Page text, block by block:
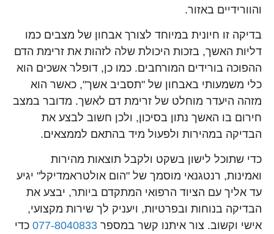
והוורידיים באזור.
בדיקה זו חיונית במיוחד לצורך אבחון של מצבים כמו
דליות האשך, בזכות היכולת שלה לזהות את זרימת הדם
ההפוכה בורידים המורחבים. כמו כן, דופלר אשכים הוא
כלי משמעותי באבחון של "תסביב אשך", כאשר הוא
מזהה היעדר מוחלט של זרימת דם לאשך. מדובר במצב
חירום בו האשך נתון בסיכון, ולכן חשוב לבצע את
הבדיקה במהירות ולפעול מיד בהתאם לממצאים.
כדי שתוכל לישון בשקט ולקבל תוצאות מהירות
ואמינות, רנטגנאי מוסמך של "הום אולטראמדיקל" יגיע
עד אליך עם הציוד הרפואי המתקדם ביותר, יבצע את
הבדיקה בנוחות ובפרטיות, ויעניק לך שירות מקצועי,
אישי וקשוב. צור איתנו קשר במספר 077-8040833 כדי